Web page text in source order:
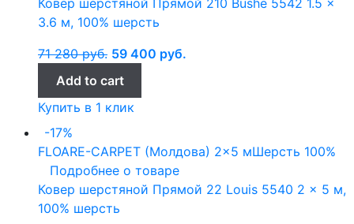
3.6 м, 100% шерсть
71 280руб. 59 400 руб.
Add to cart
Купить в 1 клик
-17%
FLOARE-CARPET (Молдова) 2x5 мШерсть 100%
Подробнее о товаре
Ковер шерстяной Прямой 22 Louis 5540 2 x 5 м,
100% шерсть